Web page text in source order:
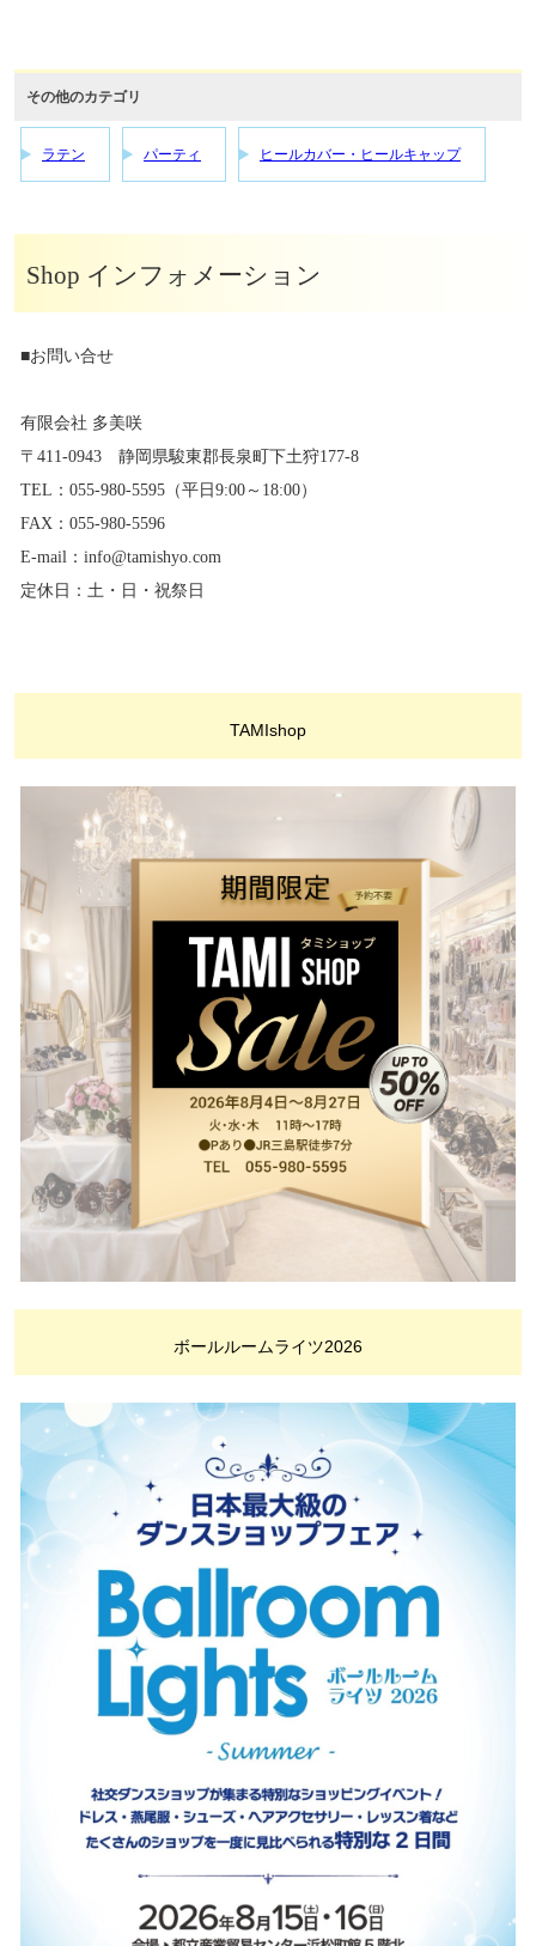
その他のカテゴリ
ラテン パーティ ヒールカバー・ヒールキャップ
Shop インフォメーション
■お問い合せ
有限会社 多美咲
〒411-0943 静岡県駿東郡長泉町下土狩177-8
TEL：055-980-5595（平日9:00～18:00）
FAX：055-980-5596
E-mail：info@tamishyo.com
定休日：土・日・祝祭日
TAMIshop
ボールルームライツ2026